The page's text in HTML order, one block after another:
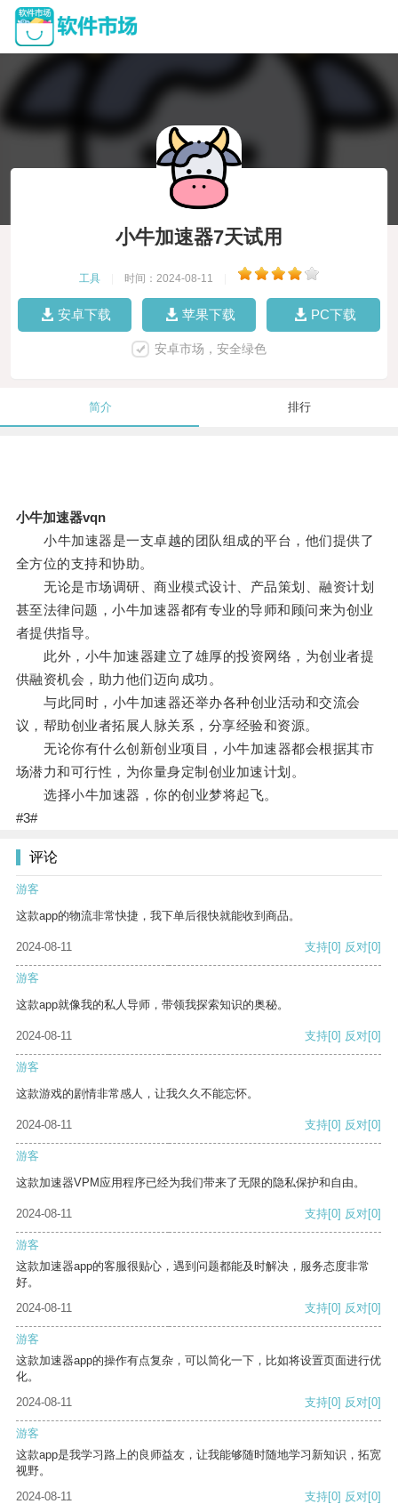
小牛加速器7天试用
工具 时间：2024-08-11
安卓下载 苹果下载 PC下载
安卓市场，安全绿色
简介 排行
小牛加速器vqn
小牛加速器是一支卓越的团队组成的平台，他们提供了
全方位的支持和协助。
无论是市场调研、商业模式设计、产品策划、融资计划
甚至法律问题，小牛加速器都有专业的导师和顾问来为创业
者提供指导。
此外，小牛加速器建立了雄厚的投资网络，为创业者提
供融资机会，助力他们迈向成功。
与此同时，小牛加速器还举办各种创业活动和交流会
议，帮助创业者拓展人脉关系，分享经验和资源。
无论你有什么创新创业项目，小牛加速器都会根据其市
场潜力和可行性，为你量身定制创业加速计划。
选择小牛加速器，你的创业梦将起飞。
#3#
评论
游客
这款app的物流非常快捷，我下单后很快就能收到商品。
2024-08-11 支持[0] 反对[0]
游客
这款app就像我的私人导师，带领我探索知识的奥秘。
2024-08-11 支持[0] 反对[0]
游客
这款游戏的剧情非常感人，让我久久不能忘怀。
2024-08-11 支持[0] 反对[0]
游客
这款加速器VPM应用程序已经为我们带来了无限的隐私保护和自由。
2024-08-11 支持[0] 反对[0]
游客
这款加速器app的客服很贴心，遇到问题都能及时解决，服务态度非常
好。
2024-08-11
支持[0] 反对[0]
游客
这款加速器app的操作有点复杂，可以简化一下，比如将设置页面进行优
化。
2024-08-11
支持[0] 反对[0]
游客
这款app是我学习路上的良师益友，让我能够随时随地学习新知识，拓宽
视野。
2024-08-11
支持[0] 反对[0]